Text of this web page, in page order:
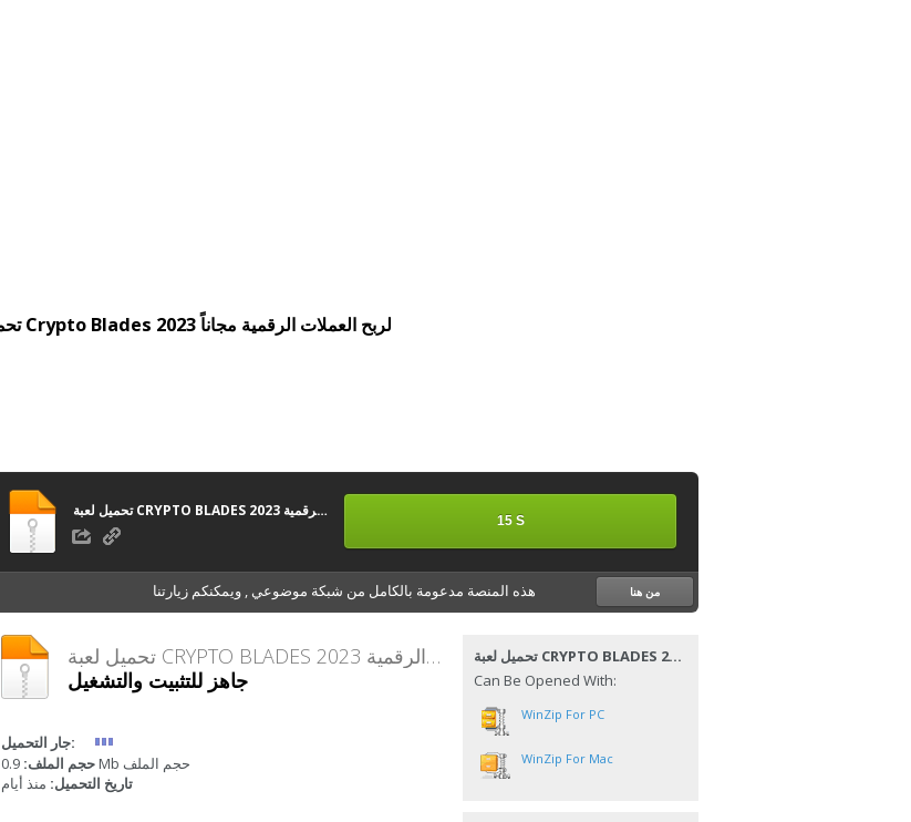
تحميل لعبة Crypto Blades لربح العملات الرقمية مجاناً 2023
هذه المنصة مدعومة بالكامل من شبكة موضوعي , ويمكنكم زيارتنا من هنا
تحميل لعبة CRYPTO BLADES لربح العملات الرقمية 2023
جاهز للتثبيت والتشغيل
جار التحميل:
حجم الملف:
0.9 Mb حجم الملف
تاريخ التحميل: منذ أيام
تحميل لعبة CRYPTO BLADES لربح العملات الرقمية 2023
Can Be Opened With:
WinZip For PC
WinZip For Mac
تحميل لعبة CRYPTO BLADES لربح العملات الرقمية 2023
15 S